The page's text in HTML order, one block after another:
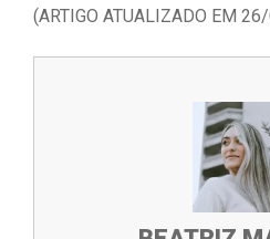
(ARTIGO ATUALIZADO EM